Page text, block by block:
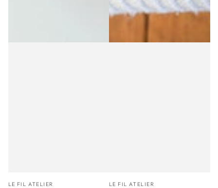
Verkäufer/in:
LE FIL ATELIER Verkäufer/in:
LE FIL ATELIER